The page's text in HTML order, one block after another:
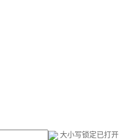
大小写锁定已打开